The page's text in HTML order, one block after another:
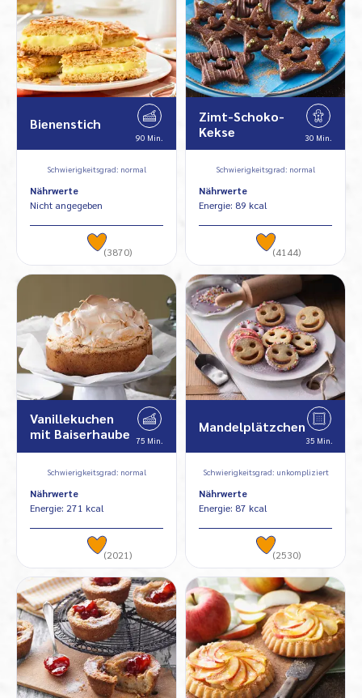
Bienenstich
90 Min.
Schwierigkeitsgrad: normal
Nährwerte
Nicht angegeben
(3870)
Zimt-Schoko-
Kekse
30 Min.
Schwierigkeitsgrad: normal
Nährwerte
Energie: 89 kcal
(4144)
Vanillekuchen
mit Baiserhaube
75 Min.
Schwierigkeitsgrad: normal
Nährwerte
Energie: 271 kcal
(2021)
Mandelplätzchen
35 Min.
Schwierigkeitsgrad: unkompliziert
Nährwerte
Energie: 87 kcal
(2530)